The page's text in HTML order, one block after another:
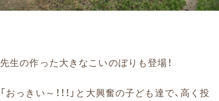
先生の作った大きなこいのぼりも登場！
「おっきい～！！！」と大興奮の子ども達で、高く投